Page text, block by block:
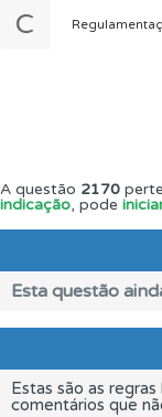
C
A questão 2170
indicação, pode
Esta questão
Estas são as
comentários que